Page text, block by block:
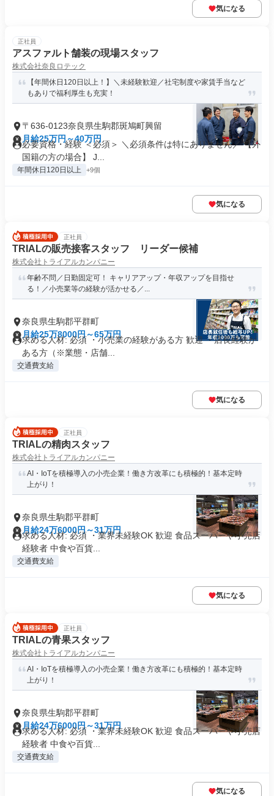
気になる
正社員
アスファルト舗装の現場スタッフ
株式会社奈良ロテック
【年間休日120日以上！】＼未経験歓迎／社宅制度や家賃手当など
もありで福利厚生も充実！
〒636-0123奈良県生駒郡斑鳩町興留
月給25万円～40万円
必要資格・経験 ＜必須＞ ＼必須条件は特にありません／ 【外
国籍の方の場合】 J...
年間休日120日以上 +9個
気になる
正社員
TRIALの販売接客スタッフ リーダー候補
株式会社トライアルカンパニー
年齢不問／日勤固定可！ キャリアアップ・年収アップを目指せ
る！／小売業等の経験が活かせる／...
奈良県生駒郡平群町
月給25万8000円～65万円
求める人材: 必須 ・小売業の経験がある方 歓迎 ・店長経験が
ある方（※業態・店舗...
交通費支給
気になる
正社員
TRIALの精肉スタッフ
株式会社トライアルカンパニー
AI・IoTを積極導入の小売企業！働き方改革にも積極的！基本定時
上がり！
奈良県生駒郡平群町
月給24万6000円～31万円
求める人材: 必須 ・業界未経験OK 歓迎 食品スーパーや小売店
経験者 中食や百貨...
交通費支給
気になる
正社員
TRIALの青果スタッフ
株式会社トライアルカンパニー
AI・IoTを積極導入の小売企業！働き方改革にも積極的！基本定時
上がり！
奈良県生駒郡平群町
月給24万6000円～31万円
求める人材: 必須 ・業界未経験OK 歓迎 食品スーパーや小売店
経験者 中食や百貨...
交通費支給
気になる